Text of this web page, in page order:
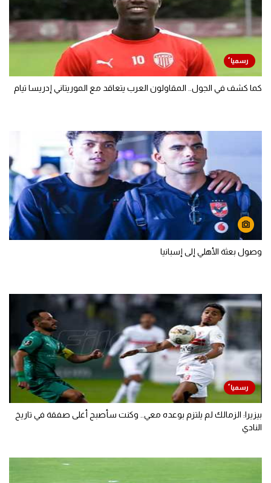
كما كشف في الجول.. المقاولون العرب يتعاقد مع الموريتاني إدريسا تيام
وصول بعثة الأهلي إلى إسبانيا
بيزيرا: الزمالك لم يلتزم بوعده معي.. وكنت سأصبح أغلى صفقة في تاريخ
النادي